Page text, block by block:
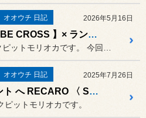
オオウチ 日記 2026年5月16日
【 JAOS TRIBE CROSS 】× ランクル250
オオウチ 日記 2025年7月26日
ダイハツ タント へ RECARO 〈 SR-C 〉装着！
ピットモリオカです。